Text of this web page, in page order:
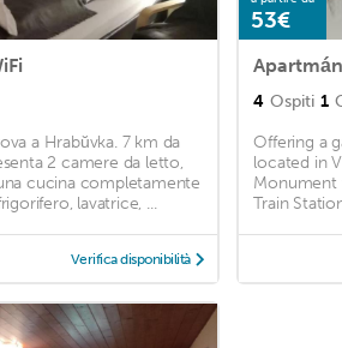
a Hrabŭvka. 7 km da
2 camere da letto,
cucina completamente
lavatrice, ...
Verifica disponibilità
53€
4 Ospiti 1
Offering a
located in
Monument
Train